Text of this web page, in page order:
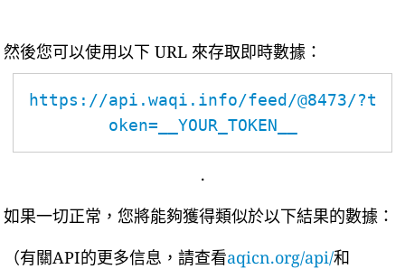
然後您可以使用以下 URL 來存取即時數據：
https://api.waqi.info/feed/@8473/?t
oken=__YOUR_TOKEN__
.
如果一切正常，您將能夠獲得類似於以下結果的數據：
（有關API的更多信息，請查看aqicn.org/api/和